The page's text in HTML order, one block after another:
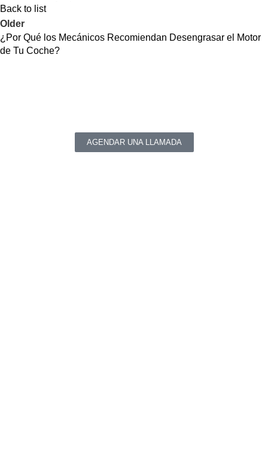
Back to list
Older
¿Por Qué los Mecánicos Recomiendan Desengrasar el Motor
de Tu Coche?
AGENDAR UNA LLAMADA